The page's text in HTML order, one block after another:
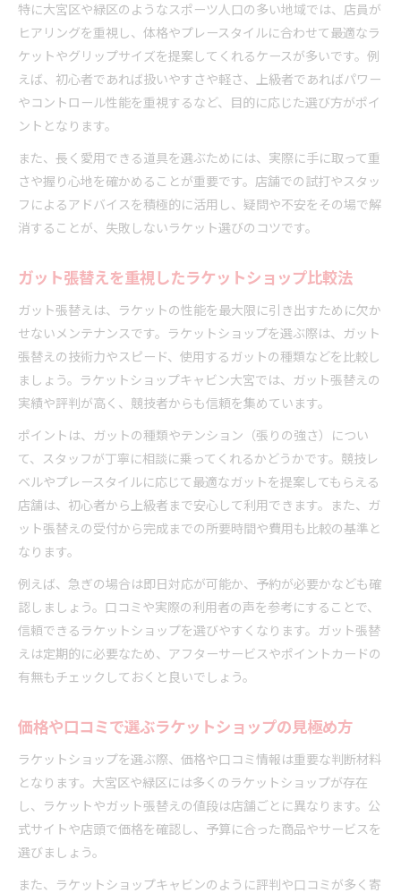
特に大宮区や緑区のようなスポーツ人口の多い地域では、店員が
ヒアリングを重視し、体格やプレースタイルに合わせて最適なラ
ケットやグリップサイズを提案してくれるケースが多いです。例
えば、初心者であれば扱いやすさや軽さ、上級者であればパワー
やコントロール性能を重視するなど、目的に応じた選び方がポイ
ントとなります。
また、長く愛用できる道具を選ぶためには、実際に手に取って重
さや握り心地を確かめることが重要です。店舗での試打やスタッ
フによるアドバイスを積極的に活用し、疑問や不安をその場で解
消することが、失敗しないラケット選びのコツです。
ガット張替えを重視したラケットショップ比較法
ガット張替えは、ラケットの性能を最大限に引き出すために欠か
せないメンテナンスです。ラケットショップを選ぶ際は、ガット
張替えの技術力やスピード、使用するガットの種類などを比較し
ましょう。ラケットショップキャビン大宮では、ガット張替えの
実績や評判が高く、競技者からも信頼を集めています。
ポイントは、ガットの種類やテンション（張りの強さ）につい
て、スタッフが丁寧に相談に乗ってくれるかどうかです。競技レ
ベルやプレースタイルに応じて最適なガットを提案してもらえる
店舗は、初心者から上級者まで安心して利用できます。また、ガ
ット張替えの受付から完成までの所要時間や費用も比較の基準と
なります。
例えば、急ぎの場合は即日対応が可能か、予約が必要かなども確
認しましょう。口コミや実際の利用者の声を参考にすることで、
信頼できるラケットショップを選びやすくなります。ガット張替
えは定期的に必要なため、アフターサービスやポイントカードの
有無もチェックしておくと良いでしょう。
価格や口コミで選ぶラケットショップの見極め方
ラケットショップを選ぶ際、価格や口コミ情報は重要な判断材料
となります。大宮区や緑区には多くのラケットショップが存在
し、ラケットやガット張替えの値段は店舗ごとに異なります。公
式サイトや店頭で価格を確認し、予算に合った商品やサービスを
選びましょう。
また、ラケットショップキャビンのように評判や口コミが多く寄